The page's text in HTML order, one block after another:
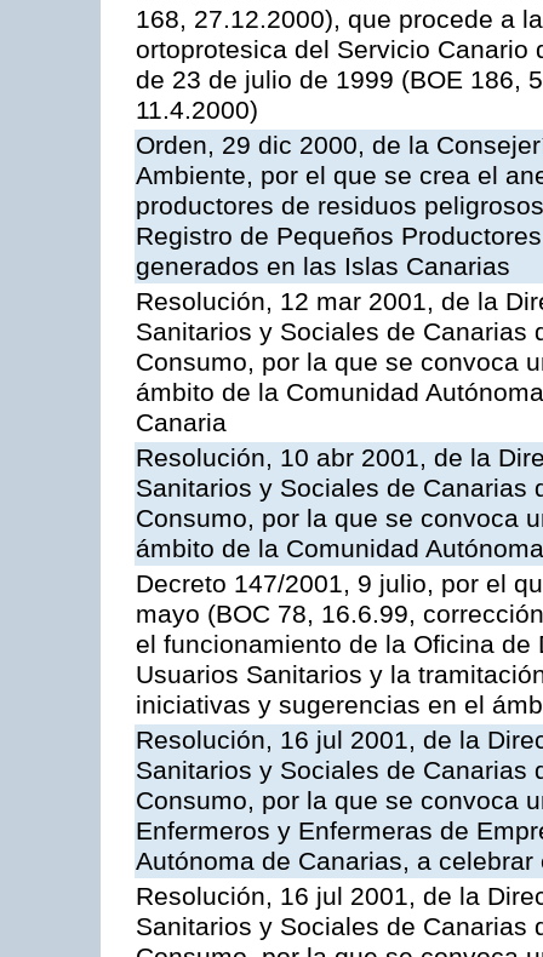
168, 27.12.2000), que procede a
ortoprotesica del Servicio
de 23 de julio de 1999 (BOE 186,
11.4.2000)
Orden, 29 dic 2000, de la
Ambiente, por el que se crea el
productores de residuos
Registro de Pequeños
generados en las Islas Canarias
Resolución, 12 mar 2001, de la
Sanitarios y Sociales de Canarias
Consumo, por la que se convoca
ámbito de la Comunidad
Canaria
Resolución, 10 abr 2001, de la
Sanitarios y Sociales de Canarias
Consumo, por la que se convoca
ámbito de la Comunidad
Decreto 147/2001, 9 julio, por el
mayo (BOC 78, 16.6.99,
el funcionamiento de la Oficina
Usuarios Sanitarios y la
iniciativas y sugerencias en el
Resolución, 16 jul 2001, de la
Sanitarios y Sociales de Canarias
Consumo, por la que se convoca
Enfermeros y Enfermeras de
Autónoma de Canarias, a
Resolución, 16 jul 2001, de la
Sanitarios y Sociales de Canarias